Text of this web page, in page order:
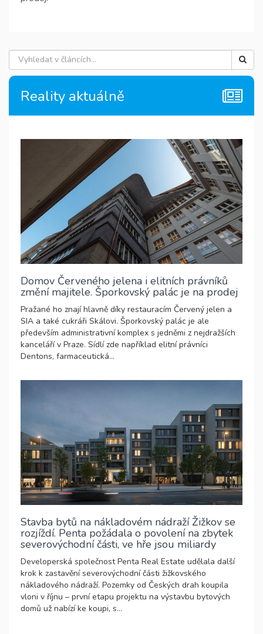
Reality aktuálně
Domov Červeného jelena i elitních právníků
změní majitele. Šporkovský palác je na prodej
Pražané ho znají hlavně díky restauracím Červený jelen a
SIA a také cukráři Skálovi. Šporkovský palác je ale
především administrativní komplex s jedněmi z nejdražších
kanceláří v Praze. Sídlí zde například elitní právníci
Dentons, farmaceutická...
Stavba bytů na nákladovém nádraží Žižkov se
rozjíždí. Penta požádala o povolení na zbytek
severovýchodní části, ve hře jsou miliardy
Developerská společnost Penta Real Estate udělala další
krok k zastavění severovýchodní části žižkovského
nákladového nádraží. Pozemky od Českých drah koupila
vloni v říjnu – první etapu projektu na výstavbu bytových
domů už nabízí ke koupi, s...